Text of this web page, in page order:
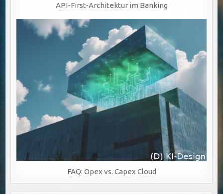
API-First-Architektur im Banking
FAQ: Opex vs. Capex Cloud